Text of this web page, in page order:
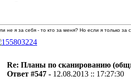
не я за себя - то кто за меня? Но если я только
Re: Планы по сканированию
Ответ #547 - 12.08.2013 :: 17:27:30